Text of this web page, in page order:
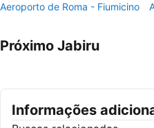
Aeroporto de Roma - Fiumicino
Próximo Jabiru
Informações